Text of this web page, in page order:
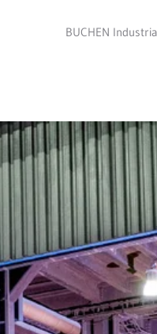
BUCHEN